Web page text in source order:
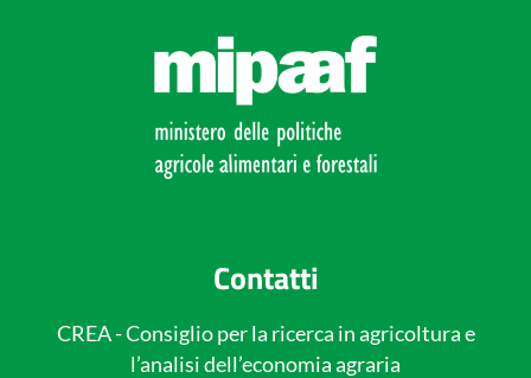
Contatti
CREA - Consiglio per la ricerca in agricoltura e
l’analisi dell’economia agraria